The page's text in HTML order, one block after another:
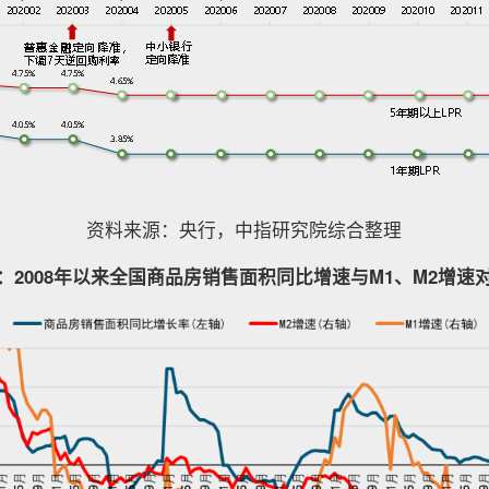
资料来源：央行，中指研究院综合整理
2008年以来全国商品房销售面积同比增速与M1、M2增速